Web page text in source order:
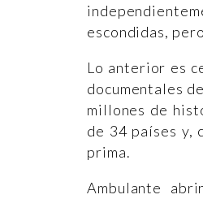
escondidas,
Lo anterior es
documentales
millones de
de 34 países y,
prima.
Ambulante